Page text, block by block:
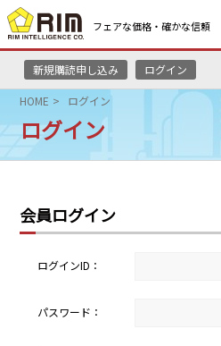
フェアな価格・確かな信頼
新規購読申し込み ログイン
MENU
HOME
リムレポート
メソドロジー
研修・セミナー
HOME ログイン
ログイン
会員ログイン
ログインID：
パスワード：